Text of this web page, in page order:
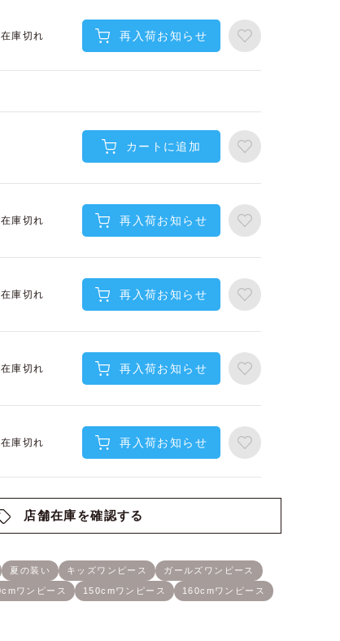
在庫切れ 再入荷お知らせ
カートに追加
在庫切れ 再入荷お知らせ
在庫切れ 再入荷お知らせ
在庫切れ 再入荷お知らせ
在庫切れ 再入荷お知らせ
店舗在庫を確認する